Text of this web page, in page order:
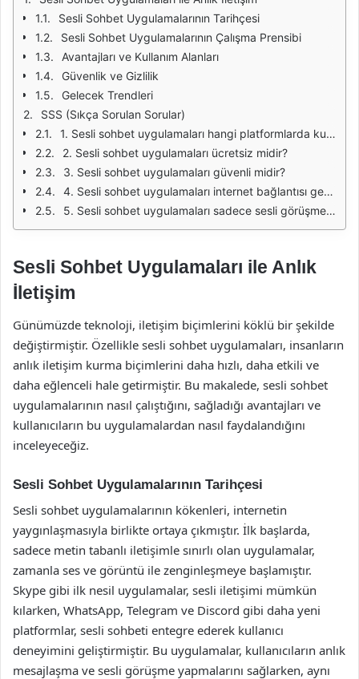
Sesli Sohbet Uygulamalarının Tarihçesi
Sesli Sohbet Uygulamalarının Çalışma Prensibi
Avantajları ve Kullanım Alanları
Güvenlik ve Gizlilik
Gelecek Trendleri
SSS (Sıkça Sorulan Sorular)
1. Sesli sohbet uygulamaları hangi platformlarda kullanılabilir?
2. Sesli sohbet uygulamaları ücretsiz midir?
3. Sesli sohbet uygulamaları güvenli midir?
4. Sesli sohbet uygulamaları internet bağlantısı gerektirir mi?
5. Sesli sohbet uygulamaları sadece sesli görüşme için mi kullanılır?
Sesli Sohbet Uygulamaları ile Anlık
İletişim
Günümüzde teknoloji, iletişim biçimlerini köklü bir şekilde
değiştirmiştir. Özellikle sesli sohbet uygulamaları, insanların
anlık iletişim kurma biçimlerini daha hızlı, daha etkili ve
daha eğlenceli hale getirmiştir. Bu makalede, sesli sohbet
uygulamalarının nasıl çalıştığını, sağladığı avantajları ve
kullanıcıların bu uygulamalardan nasıl faydalandığını
inceleyeceğiz.
Sesli Sohbet Uygulamalarının Tarihçesi
Sesli sohbet uygulamalarının kökenleri, internetin
yaygınlaşmasıyla birlikte ortaya çıkmıştır. İlk başlarda,
sadece metin tabanlı iletişimle sınırlı olan uygulamalar,
zamanla ses ve görüntü ile zenginleşmeye başlamıştır.
Skype gibi ilk nesil uygulamalar, sesli iletişimi mümkün
kılarken, WhatsApp, Telegram ve Discord gibi daha yeni
platformlar, sesli sohbeti entegre ederek kullanıcı
deneyimini geliştirmiştir. Bu uygulamalar, kullanıcıların anlık
mesajlaşma ve sesli görüşme yapmalarını sağlarken, aynı